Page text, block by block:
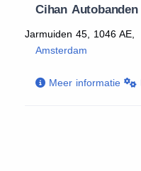
Cihan Autobanden
Jarmuiden 45, 1046 AE,
Amsterdam
Meer informatie